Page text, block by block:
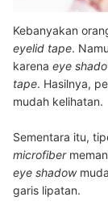
Kebanyakan
eyelid tape.
karena eye
tape. Hasilnya,
mudah kelihatan.
Sementara itu,
microfiber
eye shadow
garis lipatan.